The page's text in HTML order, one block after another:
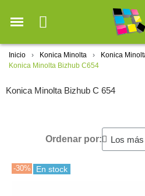
Inicio Konica Minolta
Konica
Konica Minolta Bizhub C654
Konica Minolta Bizhub C 654
Ordenar por:
-30% En stock